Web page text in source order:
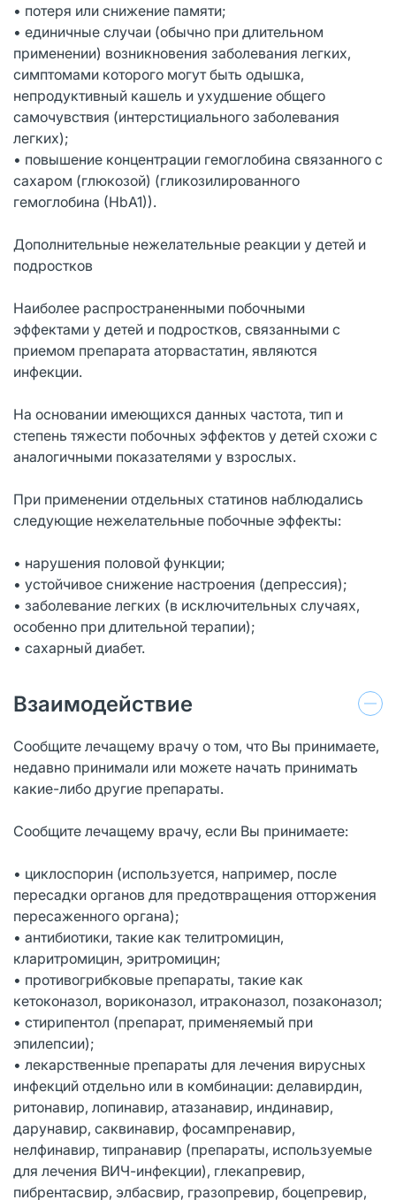
• потеря или снижение памяти;
• единичные случаи (обычно при длительном
применении) возникновения заболевания легких,
симптомами которого могут быть одышка,
непродуктивный кашель и ухудшение общего
самочувствия (интерстициального заболевания
легких);
• повышение концентрации гемоглобина связанного с
сахаром (глюкозой) (гликозилированного
гемоглобина (НbА1)).
Дополнительные нежелательные реакции у детей и
подростков
Наиболее распространенными побочными
эффектами у детей и подростков, связанными с
приемом препарата аторвастатин, являются
инфекции.
На основании имеющихся данных частота, тип и
степень тяжести побочных эффектов у детей схожи с
аналогичными показателями у взрослых.
При применении отдельных статинов наблюдались
следующие нежелательные побочные эффекты:
• нарушения половой функции;
• устойчивое снижение настроения (депрессия);
• заболевание легких (в исключительных случаях,
особенно при длительной терапии);
• сахарный диабет.
Взаимодействие
Сообщите лечащему врачу о том, что Вы принимаете,
недавно принимали или можете начать принимать
какие-либо другие препараты.
Сообщите лечащему врачу, если Вы принимаете:
• циклоспорин (используется, например, после
пересадки органов для предотвращения отторжения
пересаженного органа);
• антибиотики, такие как телитромицин,
кларитромицин, эритромицин;
• противогрибковые препараты, такие как
кетоконазол, вориконазол, итраконазол, позаконазол;
• стирипентол (препарат, применяемый при
эпилепсии);
• лекарственные препараты для лечения вирусных
инфекций отдельно или в комбинации: делавирдин,
ритонавир, лопинавир, атазанавир, индинавир,
дарунавир, саквинавир, фосампренавир,
нелфинавир, типранавир (препараты, используемые
для лечения ВИЧ-инфекции), глекапревир,
пибрентасвир, элбасвир, гразопревир, боцепревир,